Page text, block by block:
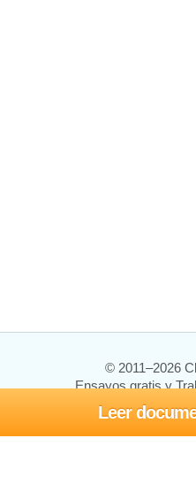
Leer
© 2011–2026
Ensayos gratis y